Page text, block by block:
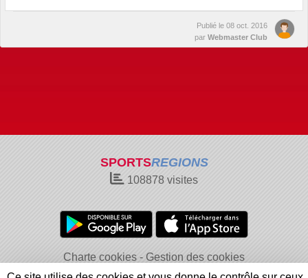
Publié le 08 oct. 2016
par Webmaster Club
SPORTSREGIONS
108878 visites
Charte cookies
Gestion des cookies
Informations légales
Signaler un contenu inapproprié